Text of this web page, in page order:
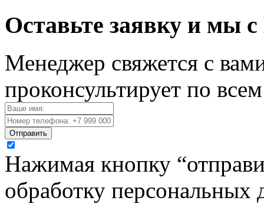
Оставьте заявку и мы
Менеджер свяжется с
проконсультирует по
Отправить
Нажимая кнопку
обработку персональных